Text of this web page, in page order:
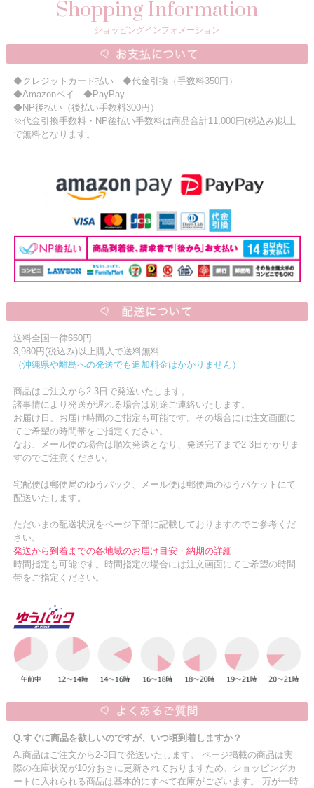
Shopping Information
ショッピングインフォメーション
◆クレジットカード払い ◆代金引換（手数料350円）
◆Amazonペイ ◆PayPay
◆NP後払い（後払い手数料300円）
※代金引換手数料・NP後払い手数料は商品合計11,000円(税込み)以上
で無料となります。
送料全国一律660円
3,980円(税込み)以上購入で送料無料
（沖縄県や離島への発送でも追加料金はかかりません）
商品はご注文から2-3日で発送いたします。
諸事情により発送が遅れる場合は別途ご連絡いたします。
お届け日、お届け時間のご指定も可能です。その場合には注文画面に
てご希望の時間帯をご指定ください。
なお、メール便の場合は順次発送となり、発送完了まで2-3日かかりま
すのでご注意ください。
宅配便は郵便局のゆうパック、メール便は郵便局のゆうパケットにて
配送いたします。
ただいまの配送状況をページ下部に記載しておりますのでご参考くだ
さい。
発送から到着までの各地域のお届け目安・納期の詳細
時間指定も可能です。時間指定の場合には注文画面にてご希望の時間
帯をご指定ください。
Q.すぐに商品を欲しいのですが、いつ頃到着しますか？
A.商品はご注文から2-3日で発送いたします。 ページ掲載の商品は実
際の在庫状況が10分おきに更新されておりますため、ショッピングカ
ートに入れられる商品は基本的にすべて在庫がございます。 万が一時